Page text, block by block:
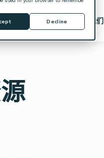
Decline 关于我们